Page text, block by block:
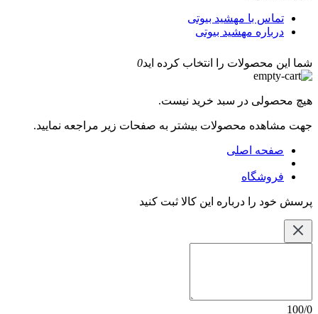
تماس با مهشید بیوتی
درباره مهشید بیوتی
شما این محصولات را انتخاب کرده اید0
هیچ محصولی در سبد خرید نیست.
جهت مشاهده محصولات بیشتر به صفحات زیر مراجعه نمایید.
صفحه اصلی
فروشگاه
پرسش خود را درباره این کالا ثبت کنید
100/0